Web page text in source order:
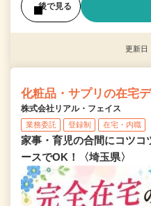
後で見る
更新日
化粧品・サプリの在宅
株式会社リアル・フェイス
業務委託 登録制 在宅・内職
家事・育児の合間にコツコ
ースでOK！〈埼玉県〉